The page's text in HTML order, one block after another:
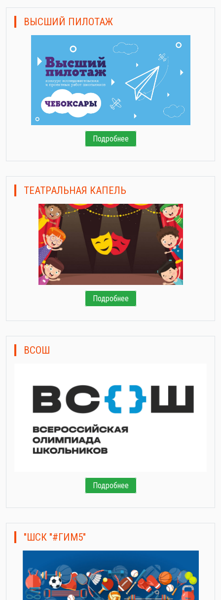
ВЫСШИЙ ПИЛОТАЖ
Подробнее
ТЕАТРАЛЬНАЯ КАПЕЛЬ
Подробнее
ВСОШ
Подробнее
"ШСК "#ГИМ5"